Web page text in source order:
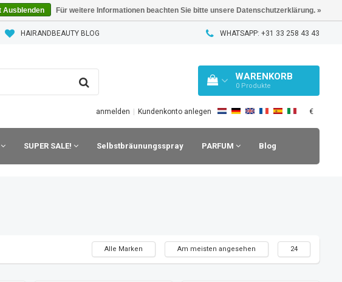
HAIRANDBEAUTY BLOG WHATSAPP: +31 33 258 43 43
WARENKORB
0 Produkte
anmelden Kundenkonto anlegen €
SUPER SALE! Selbstbräunungsspray PARFUM Blog
Alle Marken Am meisten angesehen 24
Ausblenden Für weitere Informationen beachten Sie bitte unsere Datenschutzerklärung. »